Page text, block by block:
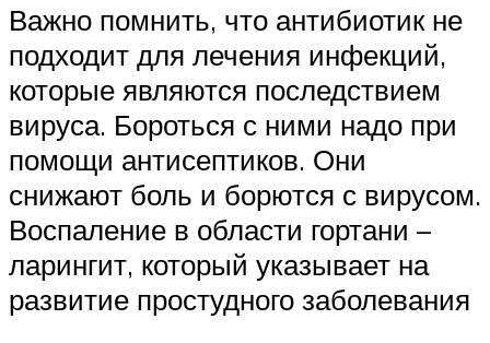
Важно помнить, что антибиотик не
подходит для лечения инфекций,
которые являются последствием
вируса. Бороться с ними надо при
помощи антисептиков. Они
снижают боль и борются с вирусом.
Воспаление в области гортани –
ларингит, который указывает на
развитие простудного заболевания